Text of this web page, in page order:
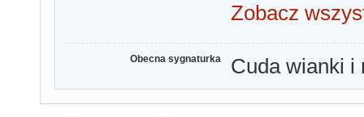
Zobacz
Obecna sygnaturka Cuda wianki i